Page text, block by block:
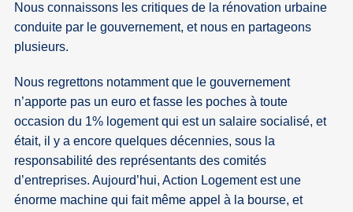
Nous connaissons les critiques de la rénovation urbaine
conduite par le gouvernement, et nous en partageons
plusieurs.
Nous regrettons notamment que le gouvernement
n’apporte pas un euro et fasse les poches à toute
occasion du 1% logement qui est un salaire socialisé, et
était, il y a encore quelques décennies, sous la
responsabilité des représentants des comités
d’entreprises. Aujourd’hui, Action Logement est une
énorme machine qui fait même appel à la bourse, et